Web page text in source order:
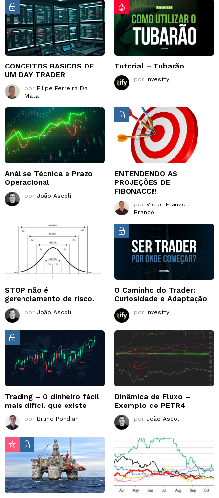
CONCEITOS BASICOS DE
UM DAY TRADER
por Filipe Ferreira Da
Mata
Tutorial – Tubarão
por Investfy
Análise Técnica e Prazo
Operacional
por João Ascoli
ENTENDENDO AS
PROJEÇÕES DE
FIBONACCI!!
por Victor Franzotti
Branco
STOP não é
gerenciamento de risco.
por João Ascoli
O Caminho do Trader:
Curiosidade e Adaptação
por Investfy
Trading – O dinheiro fácil
mais difícil que existe
por Bruno Pondian
Dinâmica de Fluxo –
Exemplo de PETR4
por João Ascoli